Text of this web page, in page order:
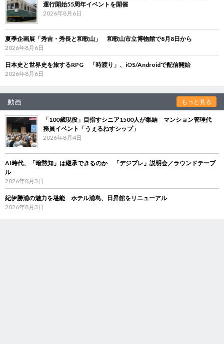
運行開始55周年イベントを開催
2026年8月6日
夏季企画展「秀吉・秀長と和歌山」 和歌山市立博物館で8月8日から
2026年8月6日
日本史と世界史を旅するRPG 「時渡り」、iOS/Androidで配信開始
2026年8月6日
動画 もっと見る
「100歳現役」目指すシニア1500人が集結 マンション管理代
務員イベント「うぇるねすシップ」
2026年8月4日
AI時代、「暗黙知」は継承できるのか 「デジブレ」説明会／ラウンドテーブ
ル
2026年8月3日
紀伊勝浦の魅力を堪能 ホテル浦島、日昇館をリニューアル
2026年8月3日